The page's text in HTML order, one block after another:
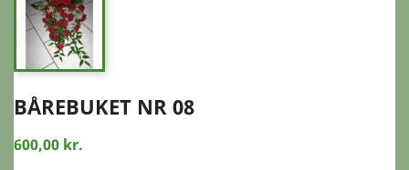
BÅREBUKET NR 08
600,00 kr.